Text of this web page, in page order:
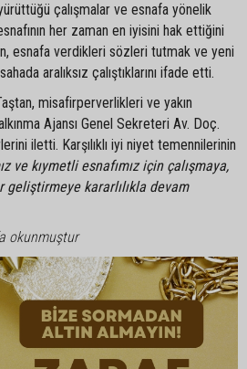
çalışmalar ve esnafa yönelik
her zaman en iyisini hak ettiğini
esnafa verdikleri sözleri tutmak ve yeni
aralıksız çalıştıklarını ifade etti.
misafirperverlikleri ve yakın
Ajansı Genel Sekreteri Av. Doç.
iletti. Karşılıklı iyi niyet temennilerinin
ve kıymetli esnafımız için çalışmaya,
kararlılıkla devam
okunmuştur